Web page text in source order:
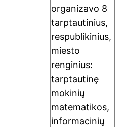
organizavo 8
tarptautinius,
respublikinius,
miesto
renginius:
tarptautinę
mokinių
matematikos,
informacinių